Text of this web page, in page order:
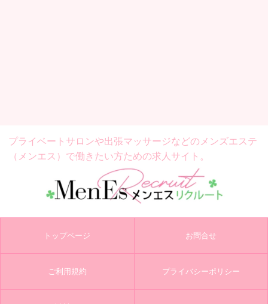
プライベートサロンや出張マッサージなどの メンズエステ
（メンエス）で働きたい方ための求人サイト。
トップページ お問合せ
ご利用規約 プライバシーポリシー